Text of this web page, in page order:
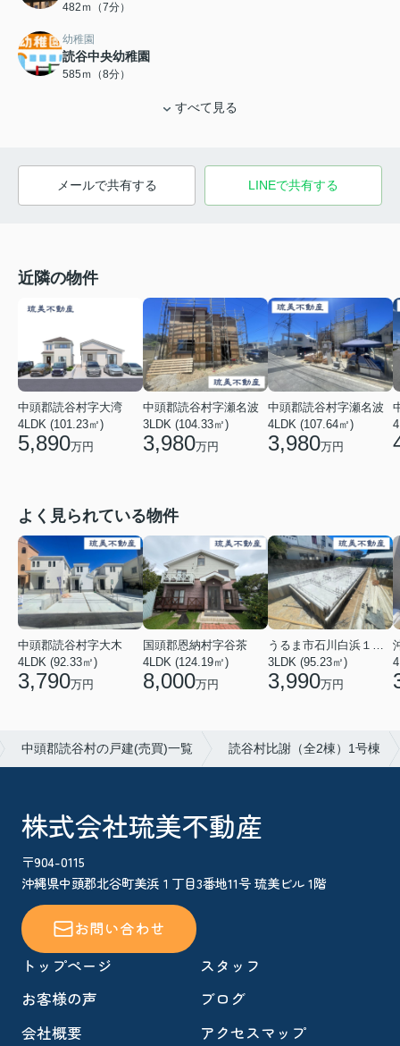
482ｍ（7分）
幼稚園
読谷中央幼稚園
585ｍ（8分）
すべて見る
メールで共有する LINEで共有する
近隣の物件
中頭郡読谷村字大湾
4LDK (101.23㎡)
5,890万円
中頭郡読谷村字瀬名波
3LDK (104.33㎡)
3,980万円
中頭郡読谷村字瀬名波
4LDK (107.64㎡)
3,980万円
よく見られている物件
中頭郡読谷村字大木
4LDK (92.33㎡)
3,790万円
国頭郡恩納村字谷茶
4LDK (124.19㎡)
8,000万円
うるま市石川白浜１丁目
3LDK (95.23㎡)
3,990万円
中頭郡読谷村の戸建(売買)一覧 読谷村比謝（全2棟）1号棟
株式会社琉美不動産
〒904-0115
沖縄県中頭郡北谷町美浜１丁目3番地11号 琉美ビル 1階
お問い合わせ
トップページ
スタッフ
お客様の声
ブログ
会社概要
アクセスマップ